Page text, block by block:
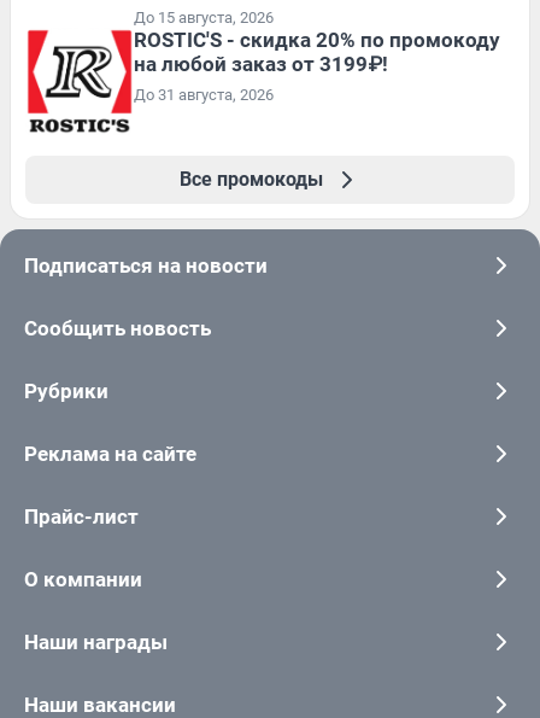
До 15 августа, 2026
ROSTIC'S - скидка 20% по промокоду
на любой заказ от 3199₽!
До 31 августа, 2026
Все промокоды
Подписаться на новости
Сообщить новость
Рубрики
Реклама на сайте
Прайс-лист
О компании
Наши награды
Наши вакансии